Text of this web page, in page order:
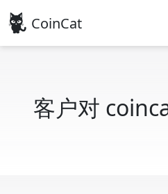
CoinCat
客户对